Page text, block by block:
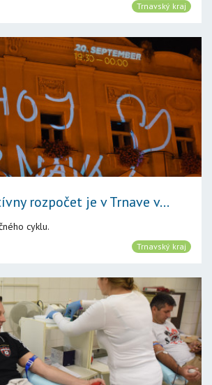
Trnavský kraj
rozpočet je v Trnave v...
cyklu.
Trnavský kraj